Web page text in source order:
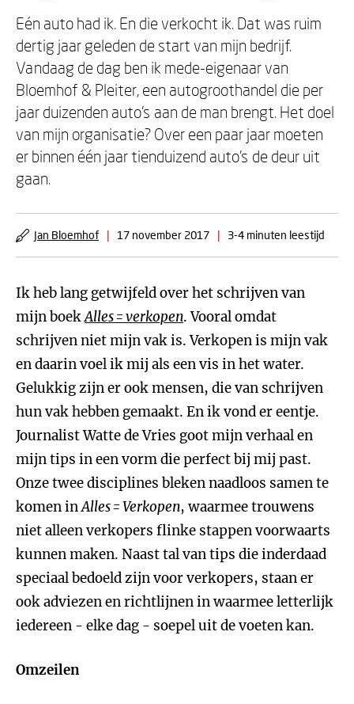
Eén auto had ik. En die verkocht ik. Dat was ruim
dertig jaar geleden de start van mijn bedrijf.
Vandaag de dag ben ik mede-eigenaar van
Bloemhof & Pleiter, een autogroothandel die per
jaar duizenden auto’s aan de man brengt. Het doel
van mijn organisatie? Over een paar jaar moeten
er binnen één jaar tienduizend auto’s de deur uit
gaan.
Jan Bloemhof | 17 november 2017 | 3-4 minuten leestijd
Ik heb lang getwijfeld over het schrijven van
mijn boekAlles = verkopen. Vooral omdat
schrijven niet mijn vak is. Verkopen is mijn vak
en daarin voel ik mij als een vis in het water.
Gelukkig zijn er ook mensen, die van schrijven
hun vak hebben gemaakt. En ik vond er eentje.
Journalist Watte de Vries goot mijn verhaal en
mijn tips in een vorm die perfect bij mij past.
Onze twee disciplines bleken naadloos samen te
komen inAlles = Verkopen, waarmee trouwens
niet alleen verkopers flinke stappen voorwaarts
kunnen maken. Naast tal van tips die inderdaad
speciaal bedoeld zijn voor verkopers, staan er
ook adviezen en richtlijnen in waarmee letterlijk
iedereen - elke dag - soepel uit de voeten kan.
Omzeilen